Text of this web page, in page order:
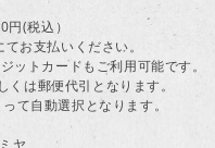
円(税込）
お支払いください。
トカードもご利用可能です。
くは郵便代引となります。
て自動選択となります。
ヤ